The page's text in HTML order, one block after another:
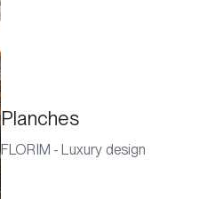
Planches
FLORIM - Luxury design